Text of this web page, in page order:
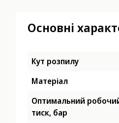
Основні
Кут розпилу
Матеріал
Оптимальний
тиск, бар